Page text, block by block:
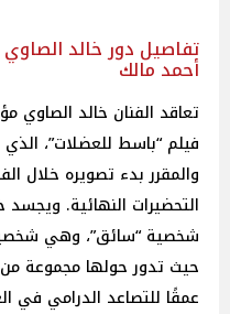
تفاصيل دور خالد
أحمد مالك
تعاقد الفنان خالد الصاوي
فيلم “باسط للعضلات”،
والمقرر بدء تصويره خلال
التحضيرات النهائية.
شخصية “سائق”، وهي
حيث تدور حولها مجموعة من
عمقًا للتصاعد الدرامي في